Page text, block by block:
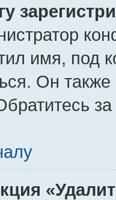
имя, под
Он